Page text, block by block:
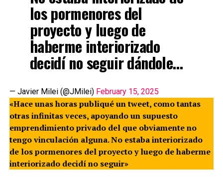
los pormenores del
proyecto y luego de
haberme interiorizado
decidí no seguir dándole…
— Javier Milei (@JMilei) February 15, 2025
«Hace unas horas publiqué un tweet, como tantas
otras infinitas veces, apoyando un supuesto
emprendimiento privado del que obviamente no
tengo vinculación alguna. No estaba interiorizado
de los pormenores del proyecto y luego de haberme
interiorizado decidí no seguir»